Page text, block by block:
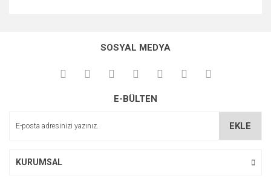
kullanarak tarafımıza iletebilirsiniz.
Görüş ve önerileriniz için teşekkür ederiz.
Ürün açıklamasında eksik bilgiler bulunuyor.
SOSYAL MEDYA
E-BÜLTEN
EKLE
KURUMSAL